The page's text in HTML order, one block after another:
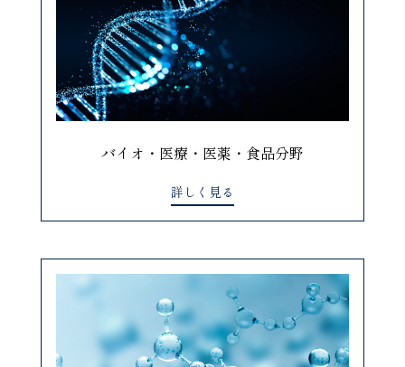
バイオ・医療・医薬・食品分野
詳しく見る